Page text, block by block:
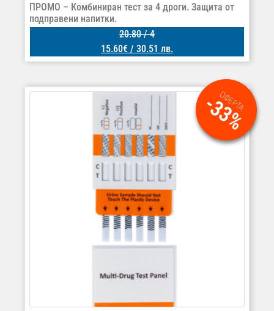
ПРОМО – Комбиниран тест за 4 дроги. Защита от
подправени напитки.
20.80/ 4
15.60€ / 30.51 лв.
ОФЕРТА
-33%